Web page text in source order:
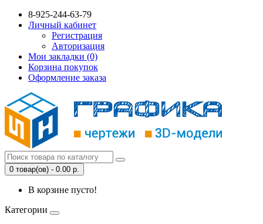
8-925-244-63-79
Личный кабинет
Регистрация
Авторизация
Мои закладки (0)
Корзина покупок
Оформление заказа
0 товар(ов) - 0.00 р.
В корзине пусто!
Категории